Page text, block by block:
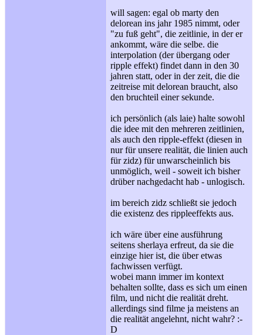
will sagen: egal ob marty den
delorean ins jahr 1985 nimmt, oder
"zu fuß geht", die zeitlinie, in der er
ankommt, wäre die selbe. die
interpolation (der übergang oder
ripple effekt) findet dann in den 30
jahren statt, oder in der zeit, die die
zeitreise mit delorean braucht, also
den bruchteil einer sekunde.
ich persönlich (als laie) halte sowohl
die idee mit den mehreren zeitlinien,
als auch den ripple-effekt (diesen in
nur für unsere realität, die linien auch
für zidz) für unwarscheinlich bis
unmöglich, weil - soweit ich bisher
drüber nachgedacht hab - unlogisch.
im bereich zidz schließt sie jedoch
die existenz des rippleeffekts aus.
ich wäre über eine ausführung
seitens sherlaya erfreut, da sie die
einzige hier ist, die über etwas
fachwissen verfügt.
wobei mann immer im kontext
behalten sollte, dass es sich um einen
film, und nicht die realität dreht.
allerdings sind filme ja meistens an
die realität angelehnt, nicht wahr? :-
D